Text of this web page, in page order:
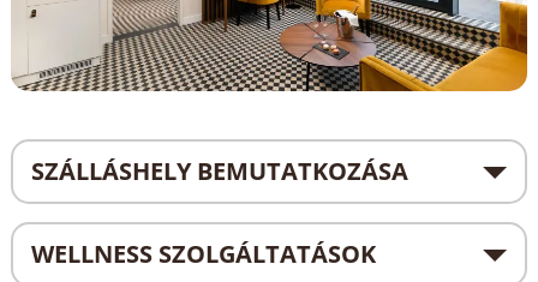
SZÁLLÁSHELY BEMUTATKOZÁSA
WELLNESS SZOLGÁLTATÁSOK